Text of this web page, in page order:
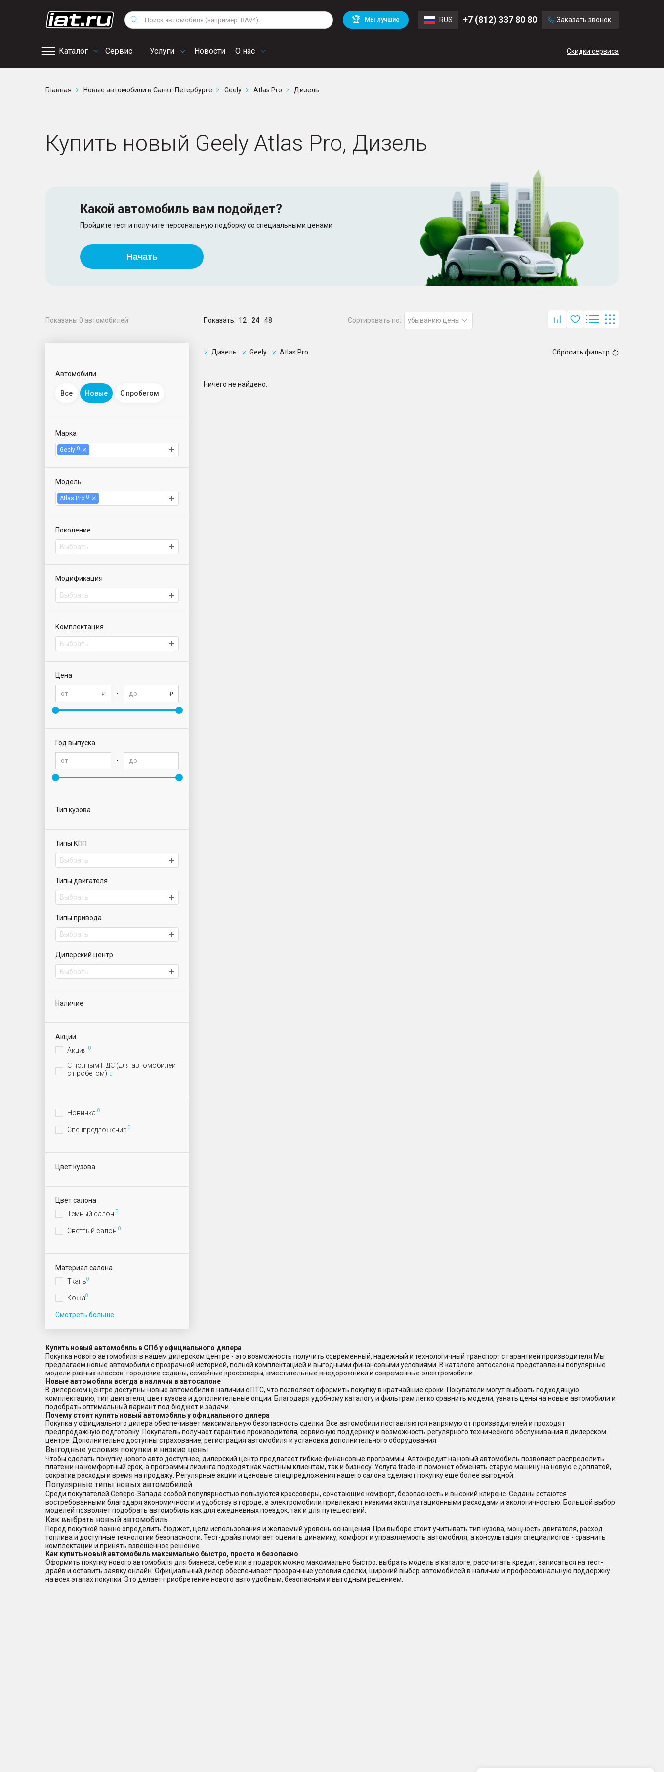
Поиск 🏆 Мы лучшие RUS +7 (812) 337 80 80 Заказать звонок
Каталог Сервис
сервис
Услуги Новости О нас Скидки сервиса
Снегоходы
Квадроциклы
Volkswagen
Mitsubishi BMW
Audi
Chevrolet Volvo
Главная Новые автомобили в Санкт-Петербурге Geely Atlas Pro Дизель
Купить новый Geely Atlas Pro, Дизель
Какой автомобиль вам подойдет?
Пройдите тест и получите персональную подборку со специальными ценами
Начать
Показаны 0 автомобилей
Автомобили
Все Новые С пробегом
Марка
Geely 0
Модель
Atlas Pro 0
Поколение
Выбрать
Модификация
Выбрать
Комплектация
Выбрать
Цена
-
Год выпуска
-
Тип кузова
Типы КПП
Выбрать
Типы двигателя
Выбрать
Типы привода
Выбрать
Дилерский центр
Выбрать
Наличие
Акции
Акция 0
С полным НДС (для автомобилей
с пробегом) 0
Новинка 0
Спецпредложение 0
Цвет кузова
Цвет салона
Темный салон 0
Светлый салон 0
Материал салона
Ткань0
Кожа0
Смотреть больше
Показать: 12 24 48 Сортировать по: убыванию цены
Дизель Geely Atlas Pro Сбросить фильтр
Ничего не найдено.
Купить новый автомобиль в СПб у официального дилера
Покупка нового автомобиля в нашем дилерском центре - это возможность получить современный, надежный и технологичный транспорт с гарантией производителя.Мы
предлагаем новые автомобили с прозрачной историей, полной комплектацией и выгодными финансовыми условиями. В каталоге автосалона представлены популярные
модели разных классов: городские седаны, семейные кроссоверы, вместительные внедорожники и современные электромобили.
Новые автомобили всегда в наличии в автосалоне
В дилерском центре доступны новые автомобили в наличии с ПТС, что позволяет оформить покупку в кратчайшие сроки. Покупатели могут выбрать подходящую
комплектацию, тип двигателя, цвет кузова и дополнительные опции. Благодаря удобному каталогу и фильтрам легко сравнить модели, узнать цены на новые автомобили и
подобрать оптимальный вариант под бюджет и задачи.
Почему стоит купить новый автомобиль у официального дилера
Покупка у официального дилера обеспечивает максимальную безопасность сделки. Все автомобили поставляются напрямую от производителей и проходят
предпродажную подготовку. Покупатель получает гарантию производителя, сервисную поддержку и возможность регулярного технического обслуживания в дилерском
центре. Дополнительно доступны страхование, регистрация автомобиля и установка дополнительного оборудования.
Выгодные условия покупки и низкие цены
Чтобы сделать покупку нового авто доступнее, дилерский центр предлагает гибкие финансовые программы. Автокредит на новый автомобиль позволяет распределить
платежи на комфортный срок, а программы лизинга подходят как частным клиентам, так и бизнесу. Услуга trade-in поможет обменять старую машину на новую с доплатой,
сократив расходы и время на продажу. Регулярные акции и ценовые спецпредложения нашего салона сделают покупку еще более выгодной.
Популярные типы новых автомобилей
Среди покупателей Северо-Запада особой популярностью пользуются кроссоверы, сочетающие комфорт, безопасность и высокий клиренс. Седаны остаются
востребованными благодаря экономичности и удобству в городе, а электромобили привлекают низкими эксплуатационными расходами и экологичностью. Большой выбор
моделей позволяет подобрать автомобиль как для ежедневных поездок, так и для путешествий.
Как выбрать новый автомобиль
Перед покупкой важно определить бюджет, цели использования и желаемый уровень оснащения. При выборе стоит учитывать тип кузова, мощность двигателя, расход
топлива и доступные технологии безопасности. Тест-драйв помогает оценить динамику, комфорт и управляемость автомобиля, а консультация специалистов - сравнить
комплектации и принять взвешенное решение.
Как купить новый автомобиль максимально быстро, просто и безопасно
Оформить покупку нового автомобиля для бизнеса, себе или в подарок можно максимально быстро: выбрать модель в каталоге, рассчитать кредит, записаться на тест-
драйв и оставить заявку онлайн. Официальный дилер обеспечивает прозрачные условия сделки, широкий выбор автомобилей в наличии и профессиональную поддержку
на всех этапах покупки. Это делает приобретение нового авто удобным, безопасным и выгодным решением.